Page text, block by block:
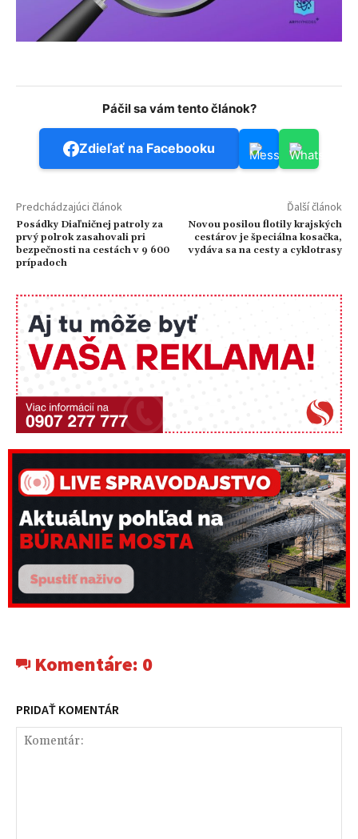
Páčil sa vám tento článok?
Zdieľať na Facebooku
Predchádzajúci článok
Posádky Diaľničnej patroly za
prvý polrok zasahovali pri
bezpečnosti na cestách v 9 600
prípadoch
Ďalší článok
Novou posilou flotily krajských
cestárov je špeciálna kosačka,
vydáva sa na cesty a cyklotrasy
Komentáre: 0
PRIDAŤ KOMENTÁR